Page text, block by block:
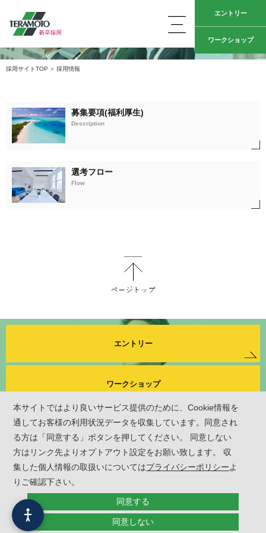
エントリー
ワークショップ
採用サイトTOP 採用情報
募集要項(福利厚生)
Description
選考フロー
Flow
本サイトではより良いサービス提供のために、Cookie情報を
通してお客様の利用状況データを収集しています。同意され
る方は「同意する」ボタンを押してください。 同意しない
方はリンク先よりオプトアウト設定をお願い致します。 収
集した個人情報の取扱いについてはプライバシーポリシーよ
りご確認下さい。
同意する
同意しない
エントリー
ワークショップ
テラモトを知る
© TERAMOTO All Rights Reserved.